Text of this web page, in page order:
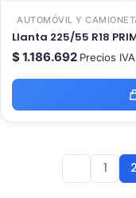
AUTOMÓVIL Y
Llanta 225/55 R18
$1.186.692 Precios
1 2